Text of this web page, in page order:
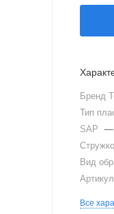
Бренд
Тип
SAP
—
Вид
Все